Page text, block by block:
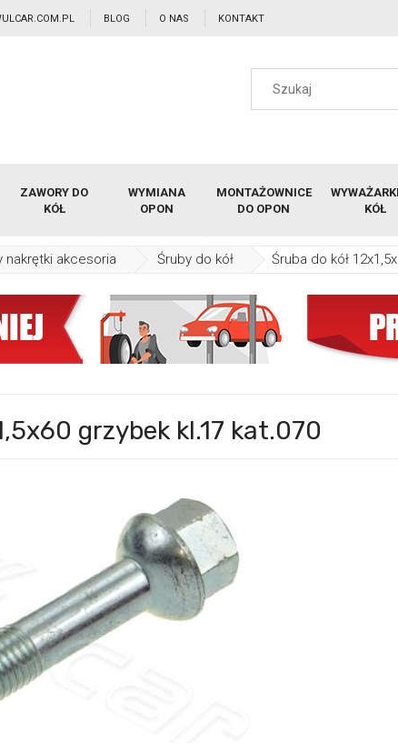
BLOG O NAS KONTAKT
ZAWORY DO
KÓŁ
WYMIANA
OPON
MONTAŻOWNICE
DO OPON
KÓŁ
nakrętki akcesoria Śruby do kół Śruba do kół
grzybek kl.17 kat.070